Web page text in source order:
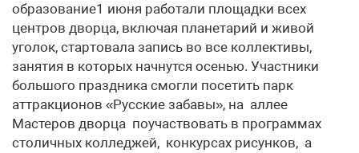
образование1 июня работали площадки всех
центров дворца, включая планетарий и живой
уголок, стартовала запись во все коллективы,
занятия в которых начнутся осенью. Участники
большого праздника смогли посетить парк
аттракционов «Русские забавы», на аллее
Мастеров дворца поучаствовать в программах
столичных колледжей, конкурсах рисунков, а